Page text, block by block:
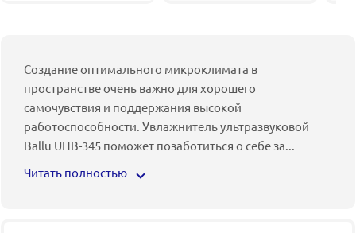
Создание оптимального микроклимата в
пространстве очень важно для хорошего
самочувствия и поддержания высокой
работоспособности. Увлажнитель ультразвуковой
Ballu UHB-345 поможет позаботиться о себе за...
Читать полностью